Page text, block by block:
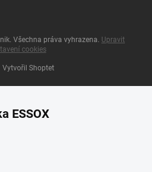
Vytvořil Shoptet
. Všechna práva vyhrazena. Upravit
cookies
ESSOX